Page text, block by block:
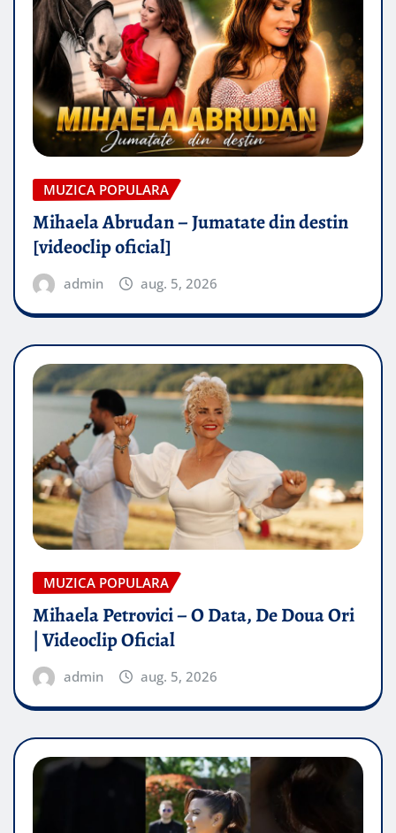
MUZICA POPULARA
Mihaela Abrudan – Jumatate din destin
[videoclip oficial]
admin aug. 5, 2026
MUZICA POPULARA
Mihaela Petrovici – O Data, De Doua Ori
| Videoclip Oficial
admin aug. 5, 2026